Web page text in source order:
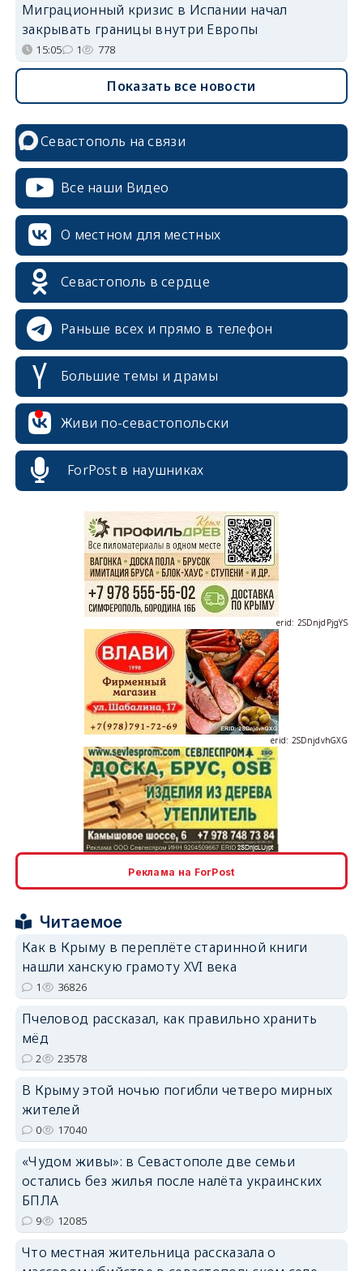
Миграционный кризис в Испании начал
закрывать границы внутри Европы
15:05 1 778
Показать все новости
Севастополь на связи
Все наши Видео
О местном для местных
Севастополь в сердце
Раньше всех и прямо в телефон
Большие темы и драмы
Живи по-севастопольски
ForPost в наушниках
erid: 2SDnjdPjgYS
erid: 2SDnjdvhGXG
erid: 2SDnjdvhGXG
Реклама на ForPost
Читаемое
Как в Крыму в переплёте старинной книги
нашли ханскую грамоту XVI века
1 36826
Пчеловод рассказал, как правильно хранить
мёд
2 23578
В Крыму этой ночью погибли четверо мирных
жителей
0 17040
«Чудом живы»: в Севастополе две семьи
остались без жилья после налёта украинских
БПЛА
9 12085
Что местная жительница рассказала о